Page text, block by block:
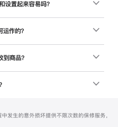
置起来容易吗？
作的？
商品？
生的意外损坏提供不限次数的保修服务，